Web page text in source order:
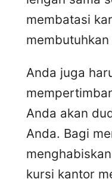
membatasi
Anda juga
Anda akan
Anda. Bagi
kursi kantor